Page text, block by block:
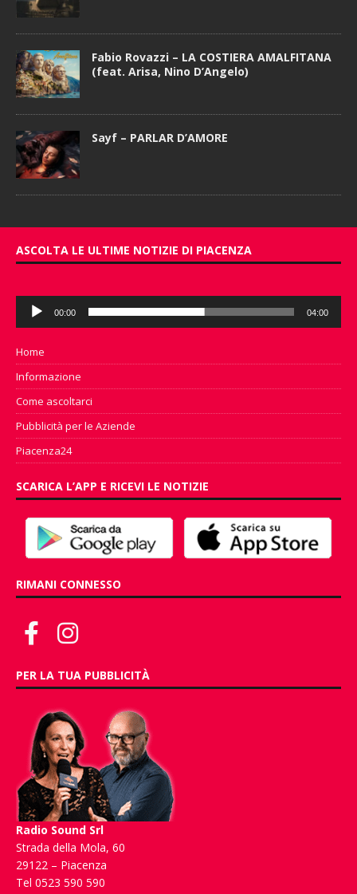
Fabio Rovazzi – LA COSTIERA AMALFITANA
(feat. Arisa, Nino D’Angelo)
Sayf – PARLAR D’AMORE
ASCOLTA LE ULTIME NOTIZIE DI PIACENZA
Audio
Player
00:00 04:00
Home
Informazione
Come ascoltarci
Pubblicità per le Aziende
Piacenza24
SCARICA L’APP E RICEVI LE NOTIZIE
RIMANI CONNESSO
PER LA TUA PUBBLICITÀ
Radio Sound Srl
Strada della Mola, 60
29122 – Piacenza
Tel 0523 590 590